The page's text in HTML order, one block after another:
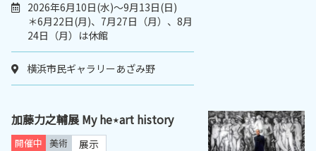
2026年6月10日(水)～9月13日(日)
＊6月22日(月)、7月27日（月）、8月
24日（月）は休館
横浜市民ギャラリーあざみ野
加藤力之輔展 My he⋆art history
開催中 美術 展示